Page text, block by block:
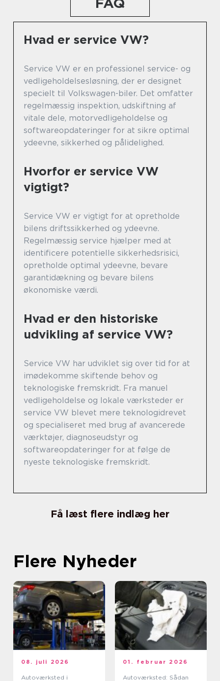
Hvad er service VW?
Service VW er en professionel service- og
vedligeholdelsesløsning, der er designet
specielt til Volkswagen-biler. Det omfatter
regelmæssig inspektion, udskiftning af
vitale dele, motorvedligeholdelse og
softwareopdateringer for at sikre optimal
ydeevne, sikkerhed og pålidelighed.
Hvorfor er service VW
vigtigt?
Service VW er vigtigt for at opretholde
bilens driftssikkerhed og ydeevne.
Regelmæssig service hjælper med at
identificere potentielle sikkerhedsrisici,
opretholde optimal ydeevne, bevare
garantidækning og bevare bilens
økonomiske værdi.
Hvad er den historiske
udvikling af service VW?
Service VW har udviklet sig over tid for at
imødekomme skiftende behov og
teknologiske fremskridt. Fra manuel
vedligeholdelse og lokale værksteder er
service VW blevet mere teknologidrevet
og specialiseret med brug af avancerede
værktøjer, diagnoseudstyr og
softwareopdateringer for at følge de
nyeste teknologiske fremskridt.
Få læst flere indlæg her
Flere Nyheder
08. juli 2026
Autoværksted i
01. februar 2026
Autoværksted: Sådan